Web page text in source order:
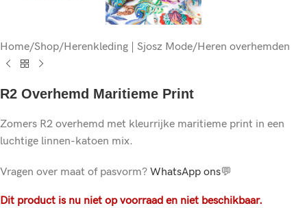
Home/Shop/Herenkleding | Sjosz Mode/Heren overhemden
R2 Overhemd Maritieme Print
Zomers R2 overhemd met kleurrijke maritieme print in een
luchtige linnen-katoen mix.
Vragen over maat of pasvorm? WhatsApp ons💬
Dit product is nu niet op voorraad en niet beschikbaar.